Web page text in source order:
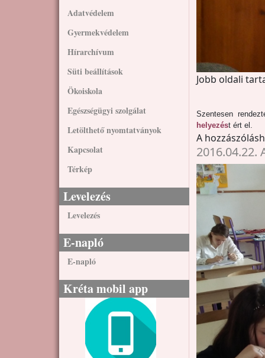
Adatvédelem
Gyermekvédelem
Hírarchívum
Süti beállítások
Ökoiskola
Egészségügyi szolgálat
Letölthető nyomtatványok
Kapcsolat
Térkép
Levelezés
Levelezés
E-napló
E-napló
Kréta mobil app
Jobb oldali
Szentesen
helyezést ért el.
A
2016.04.22.